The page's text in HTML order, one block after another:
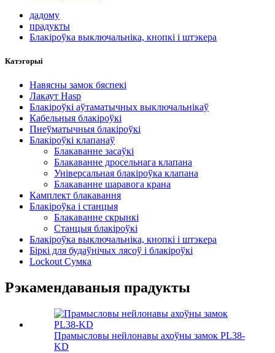
дадому
прадукты
Блакіроўка выключальніка, кнопкі і штэкера
Катэгорыі
Навясны замок бяспекі
Лакаут Hasp
Блакіроўкі аўтаматычных выключальнікаў
Кабельныя блакіроўкі
Пнеўматычныя блакіроўкі
Блакіроўкі клапанаў
Блакаванне засаўкі
Блакаванне дросельнага клапана
Універсальная блакіроўка клапана
Блакаванне шаравога крана
Камплект блакавання
Блакіроўка і станцыя
Блакаванне скрынкі
Станцыя блакіроўкі
Блакіроўка выключальніка, кнопкі і штэкера
Біркі для будаўнічых лясоў і блакіроўкі
Lockout Сумка
Рэкамендаваныя прадукты
Прамысловы нейлонавы ахоўны замок PL38-
KD